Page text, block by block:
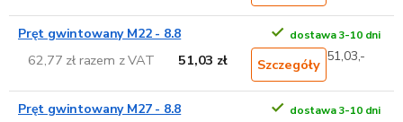
Pręt gwintowany M22 - 8.8 dostawa 3-10 dni
62,77 zł razem z VAT 51,03 zł Szczegóły 51,03,-
Pręt gwintowany M27 - 8.8 dostawa 3-10 dni